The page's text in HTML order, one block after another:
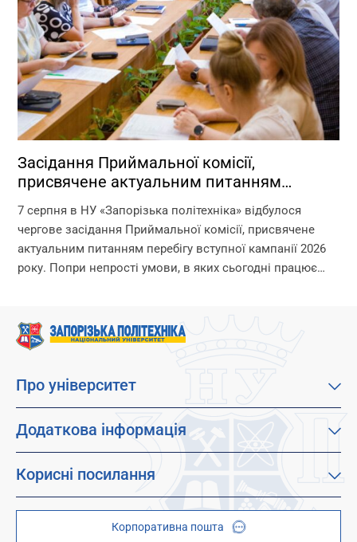
Засідання Приймальної комісії,
присвячене актуальним питанням
перебігу вступної кампанії 2026 року
7 серпня в НУ «Запорізька політехніка» відбулося
чергове засідання Приймальної комісії, присвячене
актуальним питанням перебігу вступної кампанії 2026
року. Попри непрості умови, в яких сьогодні працює
Про університет
Місія, візія та цінності
Факультети
Студентам
Додаткова інформація
Дистанційне навчання
Дитячо-юнацький науковий університет (ДЮНУ)
Відокремлені структурні підрозділи
Корисні посилання
Стипендії і гранти
Корпоративна пошта